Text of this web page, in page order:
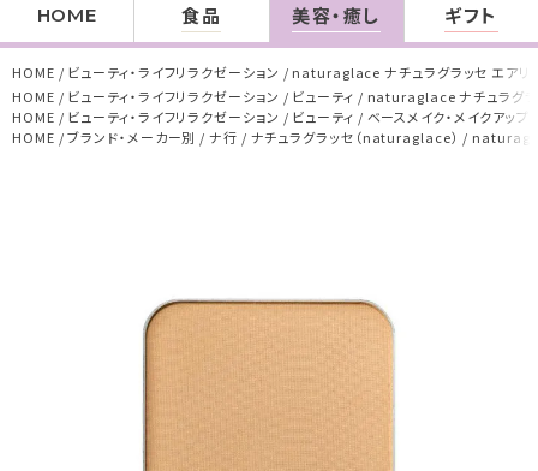
HOME 食品 美容・癒し ギフト
HOME ビューティ・ライフリラクゼーション
naturaglace ナチュラグラッセ エアリ
HOME
ビューティ・ライフリラクゼーション ビューティ
naturaglace ナチュラグラ
HOME
ビューティ・ライフリラクゼーション ビューティ
ベースメイク・メイクアップ
HOME
ブランド・メーカー別 ナ行 ナチュラグラッセ（naturaglace）